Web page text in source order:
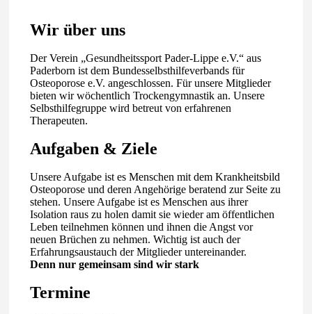
Wir über uns
Der Verein „Gesundheitssport Pader-Lippe e.V.“ aus
Paderborn ist dem Bundesselbsthilfeverbands für
Osteoporose e.V. angeschlossen. Für unsere Mitglieder
bieten wir wöchentlich Trockengymnastik an. Unsere
Selbsthilfegruppe wird betreut von erfahrenen
Therapeuten.
Aufgaben & Ziele
Unsere Aufgabe ist es Menschen mit dem Krankheitsbild
Osteoporose und deren Angehörige beratend zur Seite zu
stehen. Unsere Aufgabe ist es Menschen aus ihrer
Isolation raus zu holen damit sie wieder am öffentlichen
Leben teilnehmen können und ihnen die Angst vor
neuen Brüchen zu nehmen. Wichtig ist auch der
Erfahrungsaustauch der Mitglieder untereinander.
Denn nur gemeinsam sind wir stark
Termine